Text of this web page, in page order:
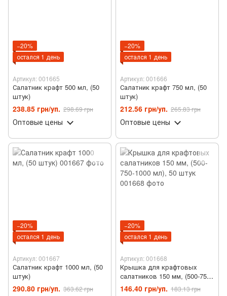
−20%
остался 1 день
Артикул: 001665
Салатник крафт 500 мл, (50
штук)
238.85 грн/уп. 298.69 грн
Оптовые цены
−20%
остался 1 день
Артикул: 001666
Салатник крафт 750 мл, (50
штук)
212.56 грн/уп. 265.83 грн
Оптовые цены
−20%
остался 1 день
Артикул: 001667
Салатник крафт 1000 мл, (50
штук)
290.80 грн/уп. 363.62 грн
−20%
остался 1 день
Артикул: 001668
Крышка для крафтовых
салатников 150 мм, (500-750-
1000 мл), 50 штук
146.40 грн/уп. 183.13 грн